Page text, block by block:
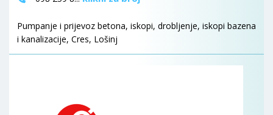
Pumpanje i prijevoz betona, iskopi, drobljenje, iskopi bazena
i kanalizacije, Cres, Lošinj